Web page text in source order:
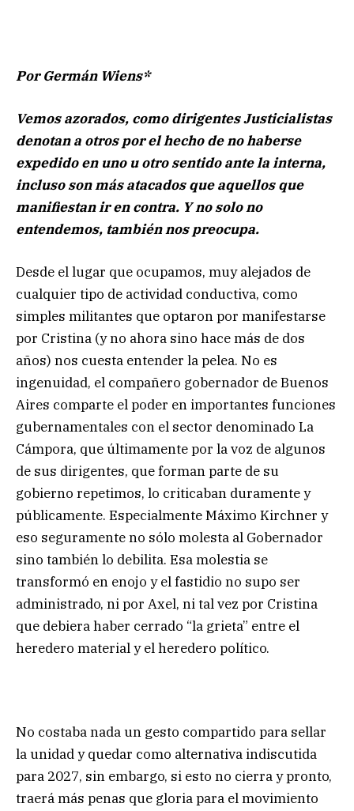
Por Germán Wiens*
Vemos azorados, como dirigentes Justicialistas
denotan a otros por el hecho de no haberse
expedido en uno u otro sentido ante la interna,
incluso son más atacados que aquellos que
manifiestan ir en contra. Y no solo no
entendemos, también nos preocupa.
Desde el lugar que ocupamos, muy alejados de
cualquier tipo de actividad conductiva, como
simples militantes que optaron por manifestarse
por Cristina (y no ahora sino hace más de dos
años) nos cuesta entender la pelea. No es
ingenuidad, el compañero gobernador de Buenos
Aires comparte el poder en importantes funciones
gubernamentales con el sector denominado La
Cámpora, que últimamente por la voz de algunos
de sus dirigentes, que forman parte de su
gobierno repetimos, lo criticaban duramente y
públicamente. Especialmente Máximo Kirchner y
eso seguramente no sólo molesta al Gobernador
sino también lo debilita. Esa molestia se
transformó en enojo y el fastidio no supo ser
administrado, ni por Axel, ni tal vez por Cristina
que debiera haber cerrado “la grieta” entre el
heredero material y el heredero político.
No costaba nada un gesto compartido para sellar
la unidad y quedar como alternativa indiscutida
para 2027, sin embargo, si esto no cierra y pronto,
traerá más penas que gloria para el movimiento